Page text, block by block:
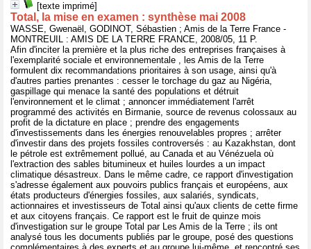
[texte imprimé]
Total, la mise en examen : synthèse mai 2008
WASSE, Gwenaël, GODINOT, Sébastien ; Amis de la Terre France -
MONTREUIL : AMIS DE LA TERRE FRANCE, 2008/05, 11 P.
Afin d'inciter la première et la plus riche des entreprises françaises à
l'exemplarité sociale et environnementale , les Amis de la Terre
formulent dix recommandations prioritaires à son usage, ainsi qu'à
d'autres parties prenantes : cesser le torchage du gaz au Nigéria,
gaspillage qui menace la santé des populations et détruit
l'environnement et le climat ; annoncer immédiatement l'arrêt
programmé des activités en Birmanie, source de revenus colossaux au
profit de la dictature en place ; prendre des engagements
d'investissements dans les énergies renouvelables propres ; arrêter
d'investir dans des projets fossiles controversés : au Kazakhstan, dont
le pétrole est extrêmement pollué, au Canada et au Vénézuela où
l'extraction des sables bitumineux et huiles lourdes a un impact
climatique désastreux. Dans le même cadre, ce rapport d'investigation
s'adresse également aux pouvoirs publics français et européens, aux
états producteurs d'énergies fossiles, aux salariés, syndicats,
actionnaires et investisseurs de Total ainsi qu'aux clients de cette firme
et aux citoyens français. Ce rapport est le fruit de quinze mois
d'investigation sur le groupe Total par Les Amis de la Terre ; ils ont
analysé tous les documents publiés par le groupe, posé des questions